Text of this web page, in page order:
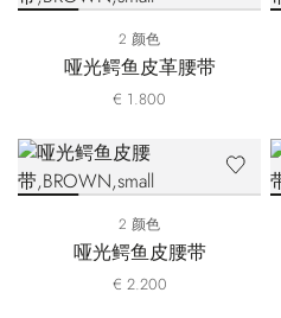
2 颜色
哑光鳄鱼皮革腰带
€ 1.800
2 颜色
哑光鳄鱼皮腰带
€ 2.200